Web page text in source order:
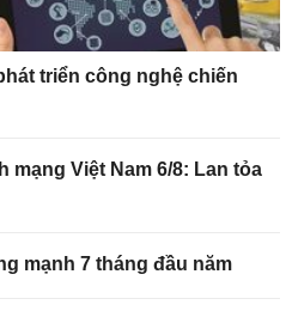
triển công nghệ chiến
mạng Việt Nam 6/8: Lan tỏa
mạnh 7 tháng đầu năm